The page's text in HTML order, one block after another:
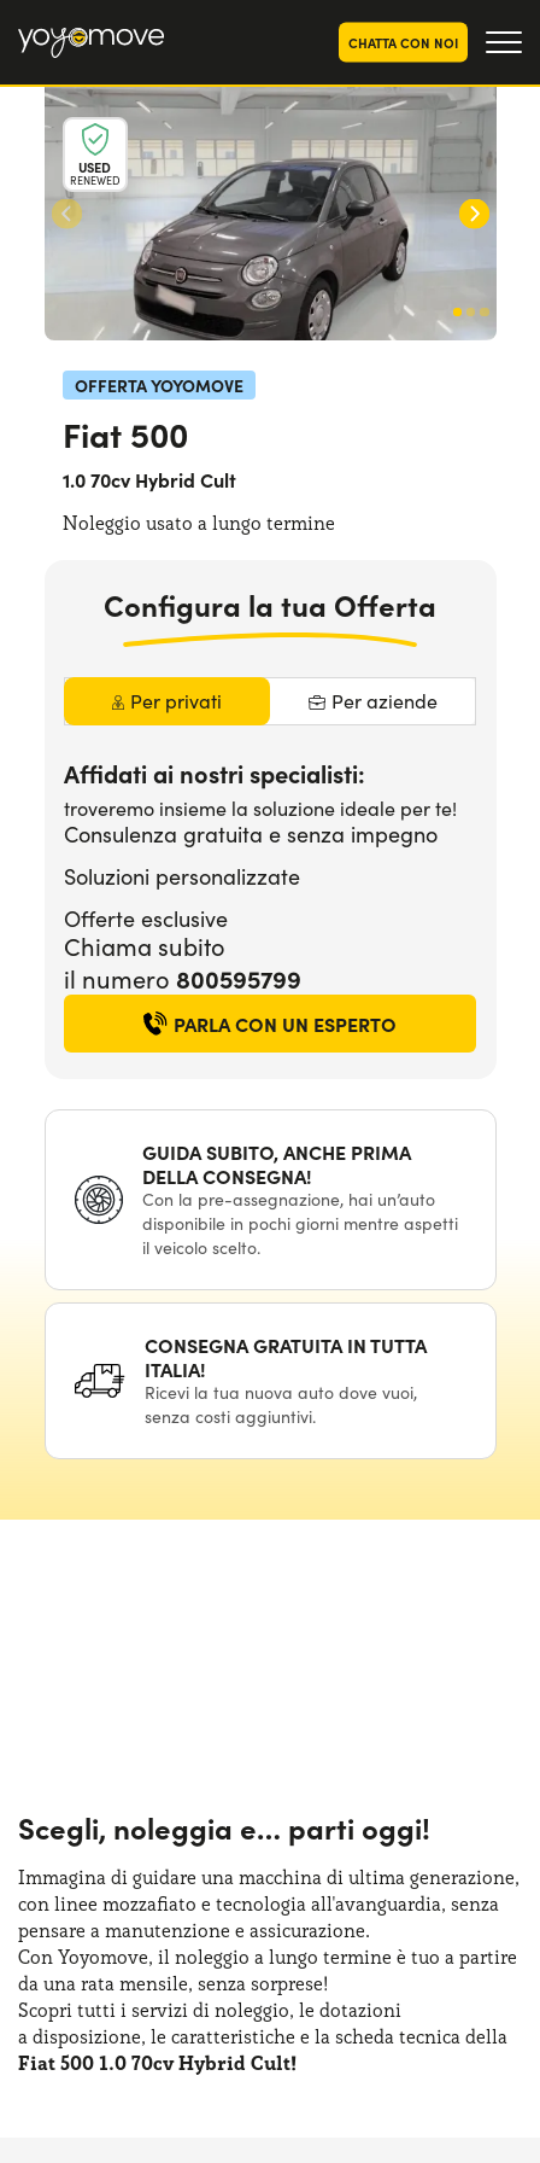
CHATTA CON NOI
OFFERTE NOLEGGIOLUNGO TERMINE
Privati
Aziende e P.IVA
OFFERTE NOLEGGIO
AUTO USATE
CHI SIAMO
La nostra storia
Lavora con noi
COME FUNZIONA
PERCHÉ CONVIENE
SCEGLI UN PAESE
USED
RENEWED
OFFERTA YOYOMOVE
Fiat 500
1.0 70cv Hybrid Cult
Noleggio usato a lungo termine
Configura la tua Offerta
Per privati Per aziende
Affidati ai nostri specialisti:
troveremo insieme la soluzione ideale per te!
Consulenza gratuita e senza impegno
Soluzioni personalizzate
Offerte esclusive
Chiama subito
il numero 800595799
PARLA CON UN ESPERTO
GUIDA SUBITO, ANCHE PRIMA
DELLA CONSEGNA!
Con la pre-assegnazione, hai un’auto
disponibile in pochi giorni mentre aspetti
il veicolo scelto.
CONSEGNA GRATUITA IN TUTTA
ITALIA!
Ricevi la tua nuova auto dove vuoi,
senza costi aggiuntivi.
Scegli, noleggia e… parti oggi!
Immagina di guidare una macchina di ultima generazione,
con linee mozzafiato e tecnologia all'avanguardia, senza
pensare a manutenzione e assicurazione.
Con Yoyomove, il noleggio a lungo termine è tuo a partire
da una rata mensile, senza sorprese!
Scopri tutti i servizi di noleggio, le dotazioni
a disposizione, le caratteristiche e la scheda tecnica della
Fiat 500 1.0 70cv Hybrid Cult!